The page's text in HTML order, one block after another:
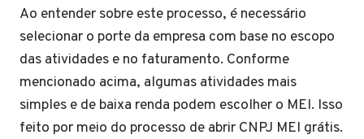
Ao entender sobre este processo, é necessário
selecionar o porte da empresa com base no escopo
das atividades e no faturamento. Conforme
mencionado acima, algumas atividades mais
simples e de baixa renda podem escolher o MEI. Isso
feito por meio do processo de abrir CNPJ MEI grátis.